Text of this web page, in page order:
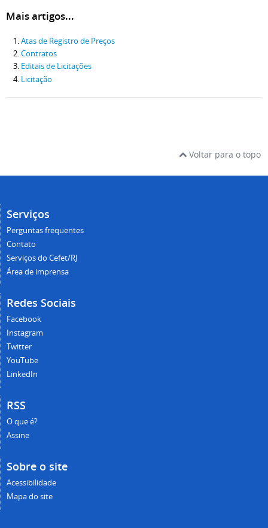
Mais artigos...
Atas de Registro de Preços
Contratos
Editais de Licitações
Licitação
Voltar para o topo
Serviços
Perguntas frequentes
Contato
Serviços do Cefet/RJ
Área de imprensa
Redes Sociais
Facebook
Instagram
Twitter
YouTube
LinkedIn
RSS
O que é?
Assine
Sobre o site
Acessibilidade
Mapa do site